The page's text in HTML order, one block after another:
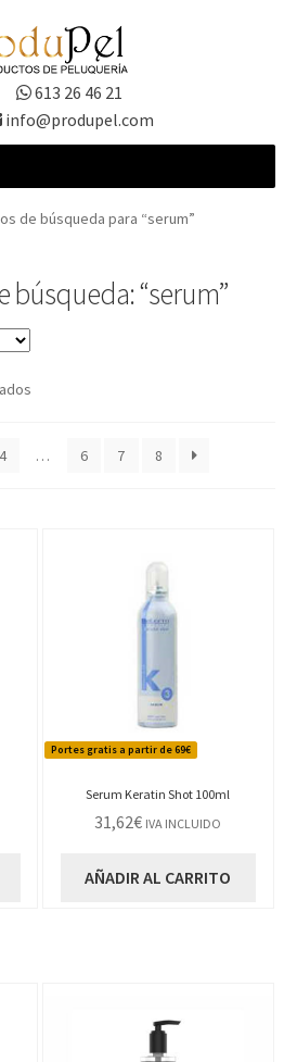
613 26 46 21
info@produpel.com
de búsqueda para “serum”
búsqueda: “serum”
últimos
4 … 6 7 8
Portes gratis a partir de 69€
Serum Keratin Shot 100ml
31,62€ IVA INCLUIDO
AÑADIR AL CARRITO